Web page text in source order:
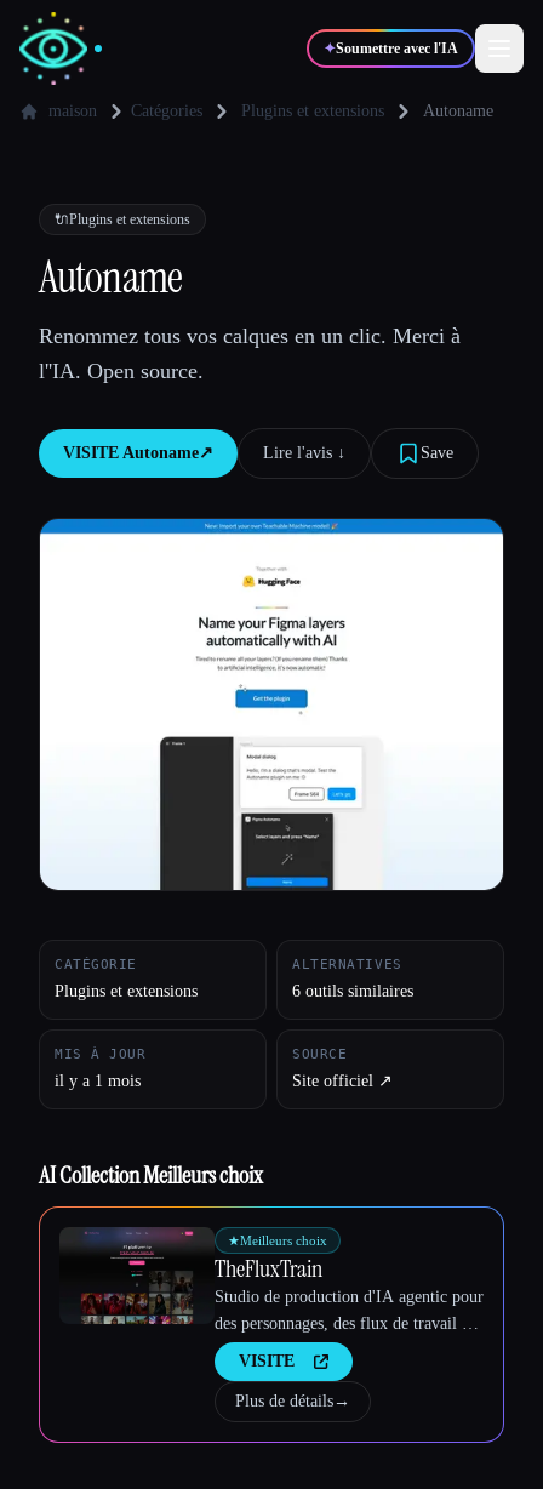
✦Soumettre avec l'IA
💻 Développeurs
🎓Étudiants 🎬Créateurs
Blog
Comparer les outils
maison Catégories Plugins et extensions Autoname
🔌Plugins et extensions
Autoname
Renommez tous vos calques en un clic. Merci à
l''IA. Open source.
VISITE Autoname↗︎ Lire l'avis ↓︎ Save
CATÉGORIE
Plugins et extensions
ALTERNATIVES
6 outils similaires
MIS À JOUR
il y a 1 mois
SOURCE
Site officiel ↗︎
AI Collection Meilleurs choix
★Meilleurs choix
TheFluxTrain
Studio de production d'IA agentic pour
des personnages, des flux de travail et
des vidéos cohérents
VISITE
Plus de détails→